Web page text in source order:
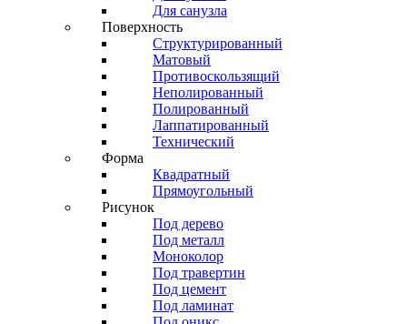
Для санузла
Поверхность
Структурированный
Матовый
Противоскользящий
Неполированный
Полированный
Лаппатированный
Технический
Форма
Квадратный
Прямоугольный
Рисунок
Под дерево
Под металл
Моноколор
Под травертин
Под цемент
Под ламинат